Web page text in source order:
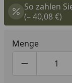
So zahlen
(– 40,08 €)
Menge